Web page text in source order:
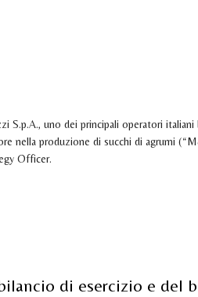
uno dei principali operatori
nella produzione di succhi di agrumi
Officer.
di esercizio e del